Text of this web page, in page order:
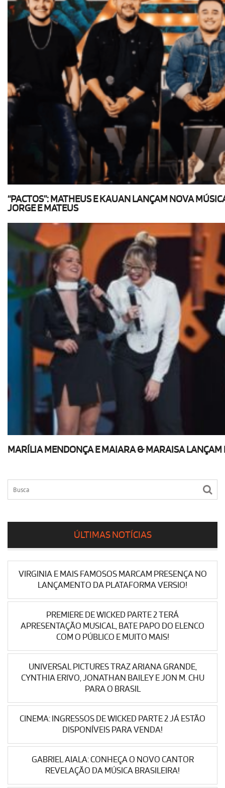
“PACTOS”: MATHEUS E KAUAN LANÇAM NOVA
JORGE E MATEUS
MARÍLIA MENDONÇA E MAIARA & MARAISA LANÇAM
ÚLTIMAS NOTÍCIAS
VIRGINIA E MAIS FAMOSOS MARCAM PRESENÇA NO
LANÇAMENTO DA PLATAFORMA VERSIO!
PREMIERE DE WICKED PARTE 2 TERÁ
APRESENTAÇÃO MUSICAL, BATE PAPO DO ELENCO
COM O PÚBLICO E MUITO MAIS!
UNIVERSAL PICTURES TRAZ ARIANA GRANDE,
CYNTHIA ERIVO, JONATHAN BAILEY E JON M. CHU
PARA O BRASIL
CINEMA: INGRESSOS DE WICKED PARTE 2 JÁ ESTÃO
DISPONÍVEIS PARA VENDA!
GABRIEL AIALA: CONHEÇA O NOVO CANTOR
REVELAÇÃO DA MÚSICA BRASILEIRA!